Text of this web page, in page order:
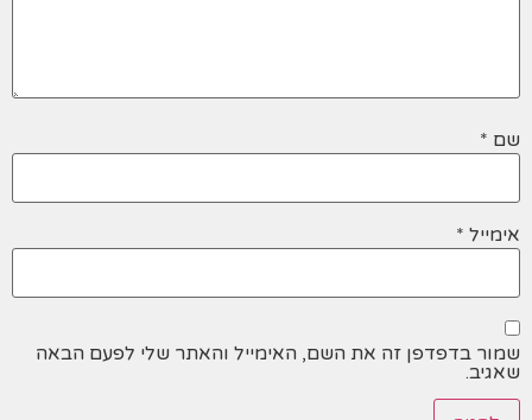
שם *
אימייל *
שמור בדפדפן זה את השם, האימייל והאתר שלי לפעם הבאה
שאגיב.